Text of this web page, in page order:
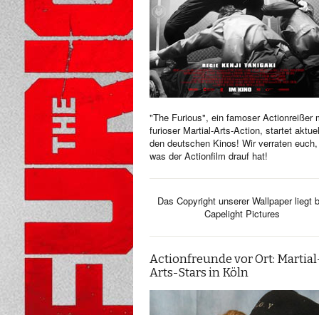
"The Furious", ein famoser Actionreißer
furioser Martial-Arts-Action, startet
den deutschen Kinos! Wir verraten euch,
was der Actionfilm drauf hat!
Das Copyright unserer Wallpaper liegt
Capelight Pictures
Actionfreunde vor Ort:
Arts-Stars in Köln